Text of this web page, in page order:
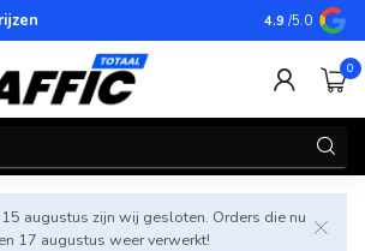
Betrouwbare
4.9 /5.0
0
augustus zijn wij gesloten. Orders die nu
17 augustus weer verwerkt!